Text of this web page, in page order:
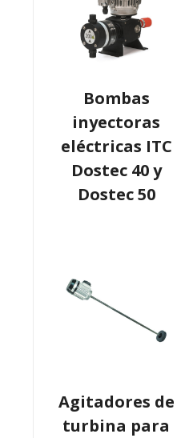
Bombas
inyectoras
eléctricas ITC
Dostec 40 y
Dostec 50
Agitadores de
turbina para